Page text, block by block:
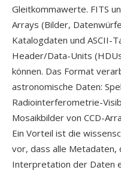
Gleitkommawerte. FITS
Arrays (Bilder,
Katalogdaten und ASCII-
Header/Data-Units
können. Das Format
astronomische Daten:
Radiointerferometrie-
Mosaikbilder von CCD-
Ein Vorteil ist die
vor, dass alle Metadaten,
Interpretation der Daten